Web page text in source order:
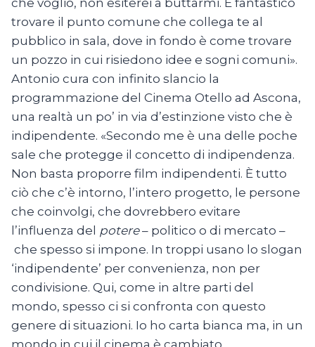
che voglio, non esiterei a buttarmi. È fantastico
trovare il punto comune che collega te al
pubblico in sala, dove in fondo è come trovare
un pozzo in cui risiedono idee e sogni comuni».
Antonio cura con infinito slancio la
programmazione del Cinema Otello ad Ascona,
una realtà un po’ in via d’estinzione visto che è
indipendente. «Secondo me è una delle poche
sale che protegge il concetto di indipendenza.
Non basta proporre film indipendenti. È tutto
ciò che c’è intorno, l’intero progetto, le persone
che coinvolgi, che dovrebbero evitare
l’influenza del potere– politico o di mercato –
che spesso si impone. In troppi usano lo slogan
‘indipendente’ per convenienza, non per
condivisione. Qui, come in altre parti del
mondo, spesso ci si confronta con questo
genere di situazioni. Io ho carta bianca ma, in un